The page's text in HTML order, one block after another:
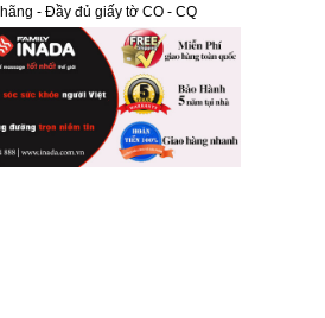
- Đầy đủ giấy tờ CO - CQ